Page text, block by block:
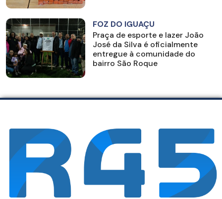
FOZ DO IGUAÇU
Praça de esporte e lazer João
José da Silva é oficialmente
entregue à comunidade do
bairro São Roque